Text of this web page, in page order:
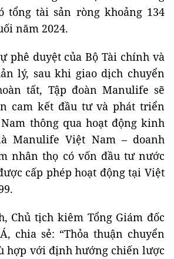
tổng tài sản ròng khoảng 134
năm 2024.
phê duyệt của Bộ Tài chính và
lý, sau khi giao dịch chuyển
tất, Tập đoàn Manulife sẽ
cam kết đầu tư và phát triển
thông qua hoạt động kinh
Manulife Việt Nam – doanh
nhân thọ có vốn đầu tư nước
cấp phép hoạt động tại Việt
Chủ tịch kiêm Tổng Giám đốc
chia sẻ: “Thỏa thuận chuyển
hợp với định hướng chiến lược